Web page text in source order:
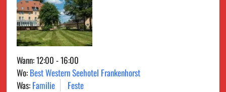
Wann: 12:00 - 16:00
Wo: Best Western Seehotel Frankenhorst
Was: Familie Feste